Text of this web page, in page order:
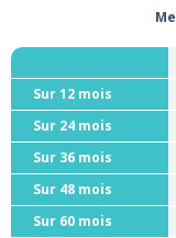
Sur 12 mois
Sur 24 mois
Sur 36 mois
Sur 48 mois
Sur 60 mois